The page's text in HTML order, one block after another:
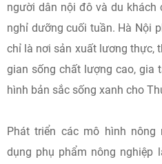
người dân nội đô và du khách
nghỉ dưỡng cuối tuần. Hà Nội
chỉ là nơi sản xuất lương thực,
gian sống chất lượng cao, gia
hình bản sắc sống xanh cho
Phát triển các mô hình nông
dụng phụ phẩm nông nghiệp